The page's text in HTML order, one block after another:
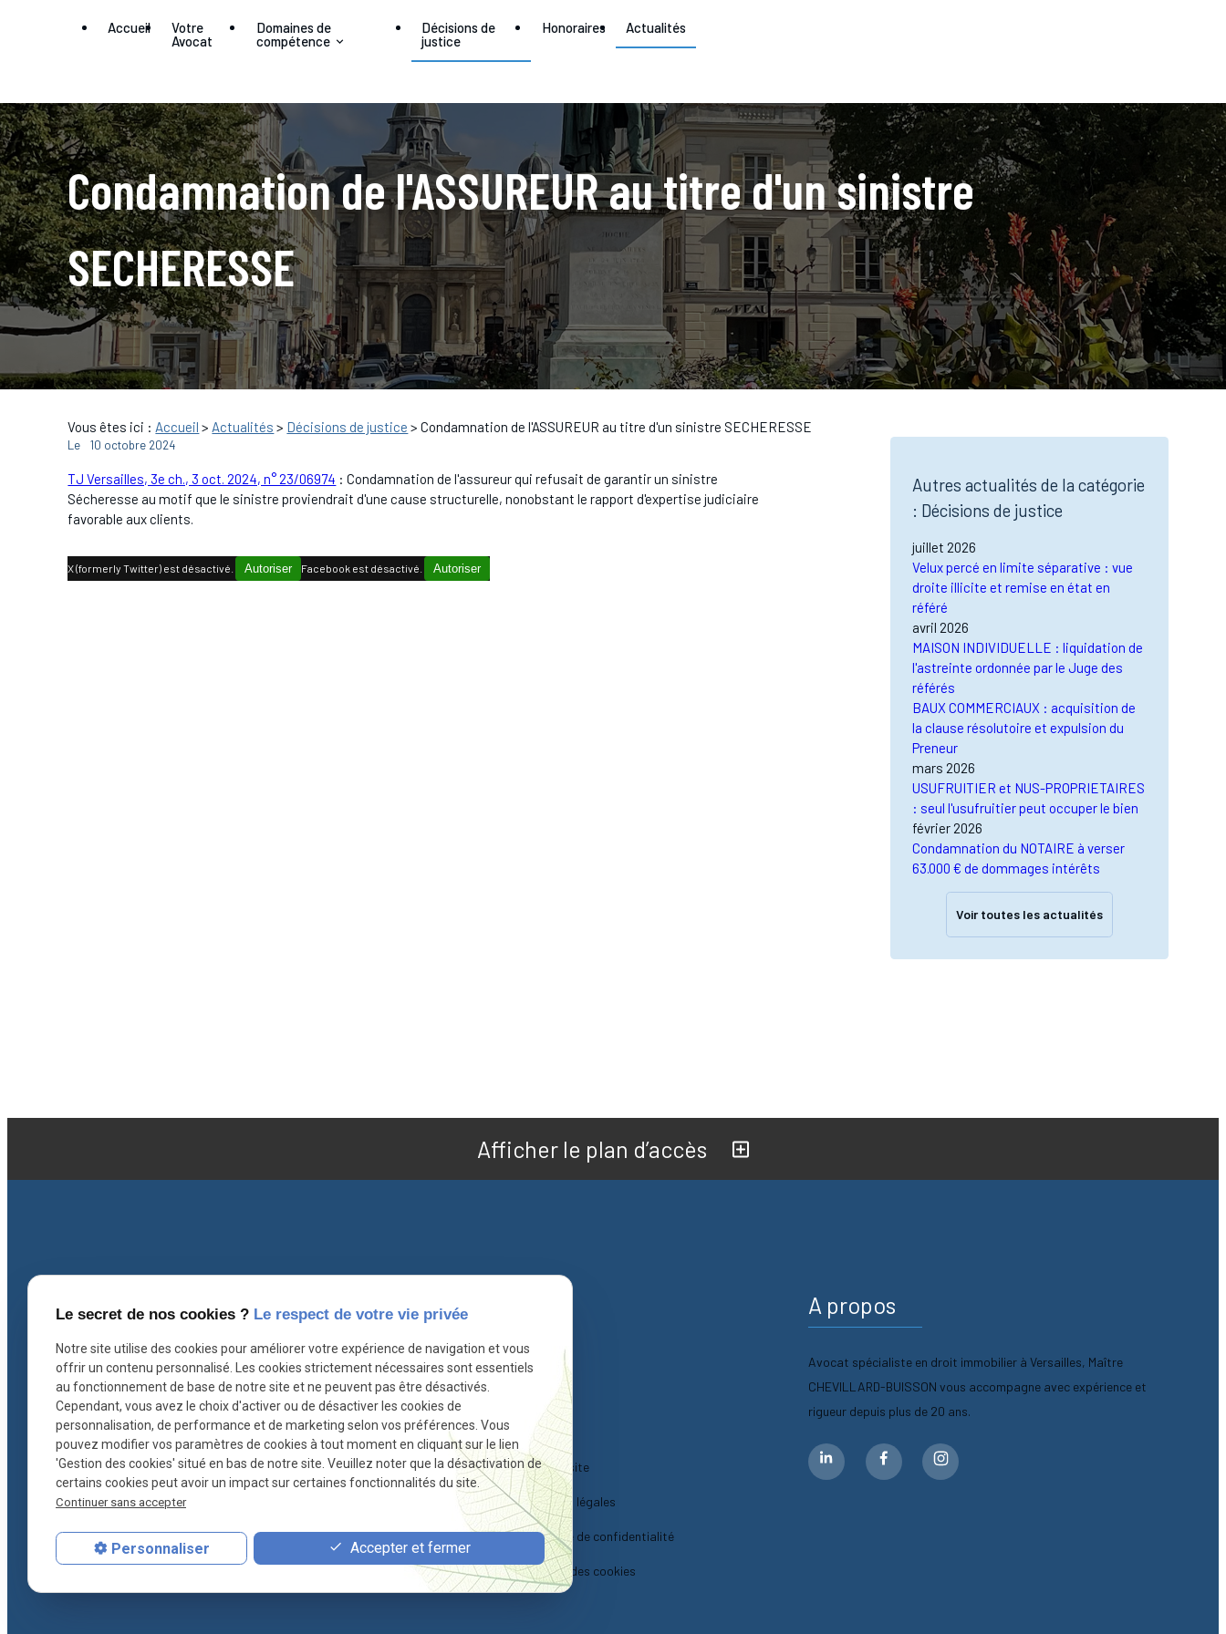
Accueil
Votre
Avocat
Domaines de
compétence
Décisions de
justice
Honoraires Actualités
Condamnation de l'ASSUREUR au titre d'un sinistre
SECHERESSE
Vous êtes ici : Accueil > Actualités > Décisions de justice > Condamnation de l'ASSUREUR au titre d'un sinistre SECHERESSE
Le 10 octobre 2024
TJ Versailles, 3e ch., 3 oct. 2024, n° 23/06974 : Condamnation de l'assureur qui refusait de garantir un sinistre
Sécheresse au motif que le sinistre proviendrait d'une cause structurelle, nonobstant le rapport d'expertise judiciaire
favorable aux clients.
X (formerly Twitter) est désactivé. Autoriser Facebook est désactivé. Autoriser
Autres actualités de la catégorie
: Décisions de justice
juillet 2026
Velux percé en limite séparative : vue
droite illicite et remise en état en
référé
avril 2026
MAISON INDIVIDUELLE : liquidation de
l'astreinte ordonnée par le Juge des
référés
BAUX COMMERCIAUX : acquisition de
la clause résolutoire et expulsion du
Preneur
mars 2026
USUFRUITIER et NUS-PROPRIETAIRES
: seul l'usufruitier peut occuper le bien
février 2026
Condamnation du NOTAIRE à verser
63.000 € de dommages intérêts
Voir toutes les actualités
Afficher le plan d’accès
Coordonnées
contact@ascb-avocat.fr
26 rue Hoche
78000 VERSAILLES
01 30 21 28 54
Informations
Accueil
Actualités
Contact
Plan du site
Mentions légales
Politique de confidentialité
Gestion des cookies
A propos
Avocat spécialiste en droit immobilier à Versailles, Maître
CHEVILLARD-BUISSON vous accompagne avec expérience et
rigueur depuis plus de 20 ans.
Le secret de nos cookies ? Le respect de votre vie privée
Notre site utilise des cookies pour améliorer votre expérience de navigation et vous
offrir un contenu personnalisé. Les cookies strictement nécessaires sont essentiels
au fonctionnement de base de notre site et ne peuvent pas être désactivés.
Cependant, vous avez le choix d'activer ou de désactiver les cookies de
personnalisation, de performance et de marketing selon vos préférences. Vous
pouvez modifier vos paramètres de cookies à tout moment en cliquant sur le lien
'Gestion des cookies' situé en bas de notre site. Veuillez noter que la désactivation de
certains cookies peut avoir un impact sur certaines fonctionnalités du site.
Continuer sans accepter
Personnaliser Accepter et fermer